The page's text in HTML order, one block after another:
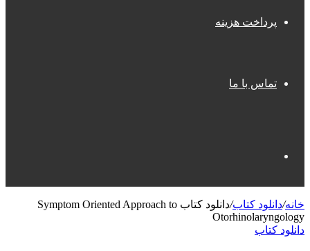
پرداخت هزینه
تماس با ما
برای
خانه/دانلود کتاب/
دانلود کتاب Symptom Oriented Approach to
Otorhinolaryngology
دانلود کتاب